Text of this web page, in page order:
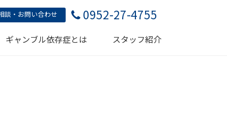
談・お問い合わせ 0952-27-4755
ギャンブル依存症とは スタッフ紹介